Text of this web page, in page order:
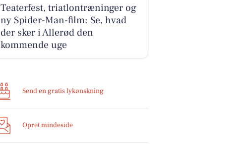
Teaterfest, triatlontræninger og
ny Spider-Man-film: Se, hvad
der sker i Allerød den
kommende uge
Send en gratis lykønskning
Opret mindeside